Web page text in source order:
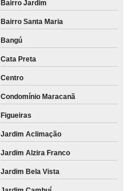
Bairro Jardim
Bairro Santa Maria
Bangú
Cata Preta
Centro
Condomínio Maracanã
Figueiras
Jardim Aclimação
Jardim Alzira Franco
Jardim Bela Vista